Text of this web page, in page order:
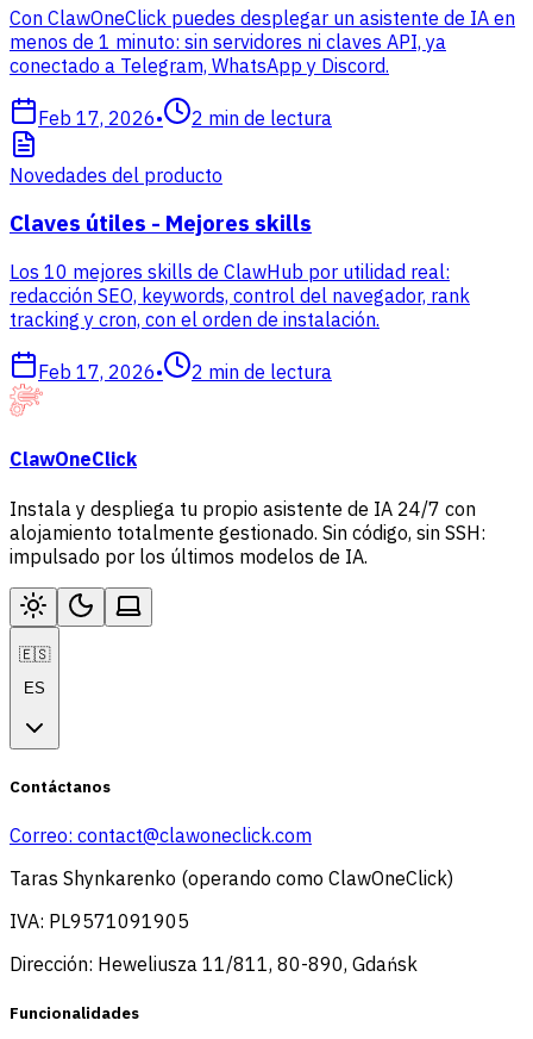
Con ClawOneClick puedes desplegar un asistente de IA en
menos de 1 minuto: sin servidores ni claves API, ya
conectado a Telegram, WhatsApp y Discord.
Feb 17, 2026• 2 min de lectura
Novedades del producto
Claves útiles - Mejores skills
Los 10 mejores skills de ClawHub por utilidad real:
redacción SEO, keywords, control del navegador, rank
tracking y cron, con el orden de instalación.
Feb 17, 2026• 2 min de lectura
ClawOneClick
Instala y despliega tu propio asistente de IA 24/7 con
alojamiento totalmente gestionado. Sin código, sin SSH:
impulsado por los últimos modelos de IA.
🇪🇸
ES
Contáctanos
Correo: contact@clawoneclick.com
Taras Shynkarenko (operando como ClawOneClick)
IVA: PL9571091905
Dirección: Heweliusza 11/811, 80-890, Gdańsk
Funcionalidades